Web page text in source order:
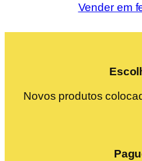
Vender em
Novos produtos